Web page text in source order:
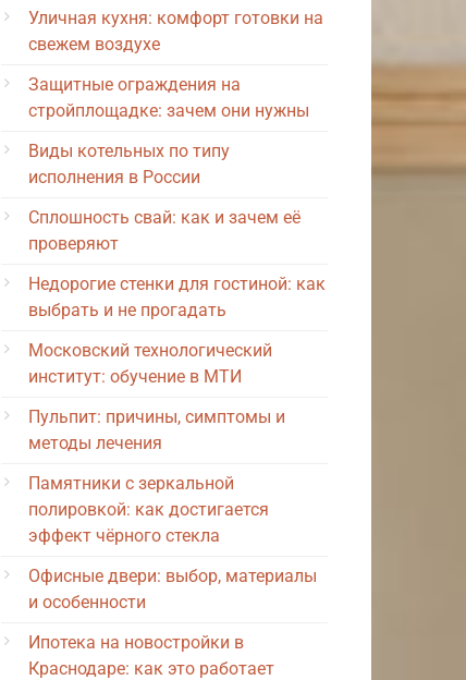
Уличная кухня: комфорт готовки на
свежем воздухе
Защитные ограждения на
стройплощадке: зачем они нужны
Виды котельных по типу
исполнения в России
Сплошность свай: как и зачем её
проверяют
Недорогие стенки для гостиной: как
выбрать и не прогадать
Московский технологический
институт: обучение в МТИ
Пульпит: причины, симптомы и
методы лечения
Памятники с зеркальной
полировкой: как достигается
эффект чёрного стекла
Офисные двери: выбор, материалы
и особенности
Ипотека на новостройки в
Краснодаре: как это работает